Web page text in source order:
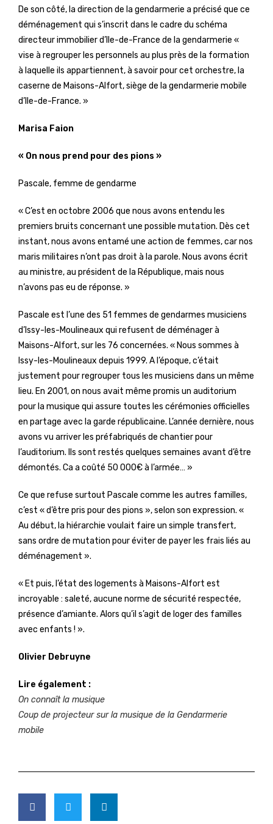
De son côté, la direction de la gendarmerie a précisé que ce
déménagement qui s’inscrit dans le cadre du schéma
directeur immobilier d’Ile-de-France de la gendarmerie «
vise à regrouper les personnels au plus près de la formation
à laquelle ils appartiennent, à savoir pour cet orchestre, la
caserne de Maisons-Alfort, siège de la gendarmerie mobile
d’Ile-de-France. »
Marisa Faion
« On nous prend pour des pions »
Pascale, femme de gendarme
« C’est en octobre 2006 que nous avons entendu les
premiers bruits concernant une possible mutation. Dès cet
instant, nous avons entamé une action de femmes, car nos
maris militaires n’ont pas droit à la parole. Nous avons écrit
au ministre, au président de la République, mais nous
n’avons pas eu de réponse. »
Pascale est l’une des 51 femmes de gendarmes musiciens
d’Issy-les-Moulineaux qui refusent de déménager à
Maisons-Alfort, sur les 76 concernées. « Nous sommes à
Issy-les-Moulineaux depuis 1999. A l’époque, c’était
justement pour regrouper tous les musiciens dans un même
lieu. En 2001, on nous avait même promis un auditorium
pour la musique qui assure toutes les cérémonies officielles
en partage avec la garde républicaine. L’année dernière, nous
avons vu arriver les préfabriqués de chantier pour
l’auditorium. Ils sont restés quelques semaines avant d’être
démontés. Ca a coûté 50 000€ à l’armée… »
Ce que refuse surtout Pascale comme les autres familles,
c’est « d’être pris pour des pions », selon son expression. «
Au début, la hiérarchie voulait faire un simple transfert,
sans ordre de mutation pour éviter de payer les frais liés au
déménagement ».
« Et puis, l’état des logements à Maisons-Alfort est
incroyable : saleté, aucune norme de sécurité respectée,
présence d’amiante. Alors qu’il s’agit de loger des familles
avec enfants ! ».
Olivier Debruyne
Lire également :
On connaît la musique
Coup de projecteur sur la musique de la Gendarmerie
mobile